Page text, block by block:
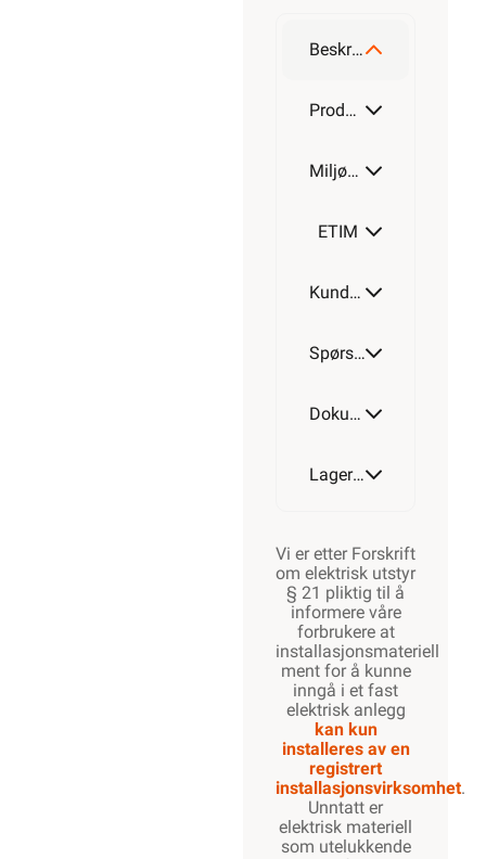
Beskrivelse
Produktdetaljer
Miljøparametere
ETIM
Kundeomtale
Spørsmål og svar
Dokumentasjon
Lagerstatus
Vi er etter Forskrift
om elektrisk utstyr
§ 21 pliktig til å
informere våre
forbrukere at
installasjonsmateriell
ment for å kunne
inngå i et fast
elektrisk anlegg
kan kun
installeres av en
registrert
installasjonsvirksomhet.
Unntatt er
elektrisk materiell
som utelukkende